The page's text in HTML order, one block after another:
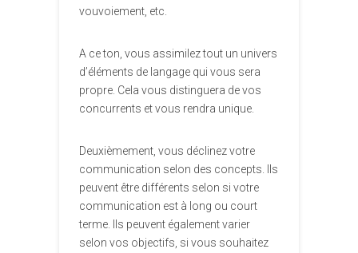
vouvoiement, etc.
A ce ton, vous assimilez tout un univers
d’éléments de langage qui vous sera
propre. Cela vous distinguera de vos
concurrents et vous rendra unique.
Deuxièmement, vous déclinez votre
communication selon des concepts. Ils
peuvent être différents selon si votre
communication est à long ou court
terme. Ils peuvent également varier
selon vos objectifs, si vous souhaitez